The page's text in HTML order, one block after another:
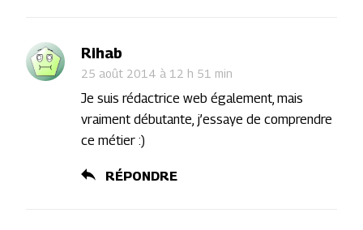
Rihab
25 août 2014 à 12 h 51 min
Je suis rédactrice web également, mais
vraiment débutante, j’essaye de comprendre
ce métier :)
RÉPONDRE